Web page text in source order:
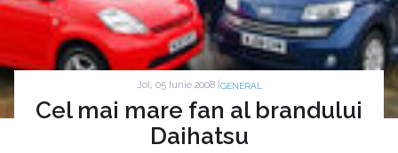
Joi, 05 Iunie 2008 | GENERAL
Cel mai mare fan al brandului
Daihatsu